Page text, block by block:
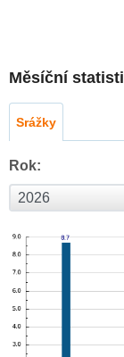
Měsíční
Srážky
Rok: